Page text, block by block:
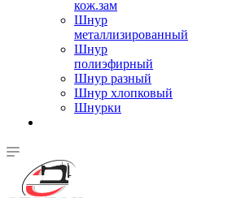
кож.зам
Шнур
металлизированный
Шнур
полиэфирный
Шнур разный
Шнур хлопковый
Шнурки